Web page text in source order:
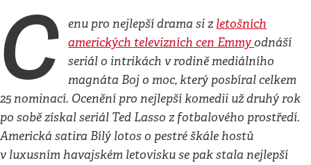
C enu pro nejlepší drama si zletošních
amerických televizních cen Emmyodnáší
seriál o intrikách v rodině mediálního
magnáta Boj o moc, který posbíral celkem
25 nominací. Ocenění pro nejlepší komedii už druhý rok
po sobě získal seriál Ted Lasso z fotbalového prostředí.
Americká satira Bílý lotos o pestré škále hostů
v luxusním havajském letovisku se pak stala nejlepší